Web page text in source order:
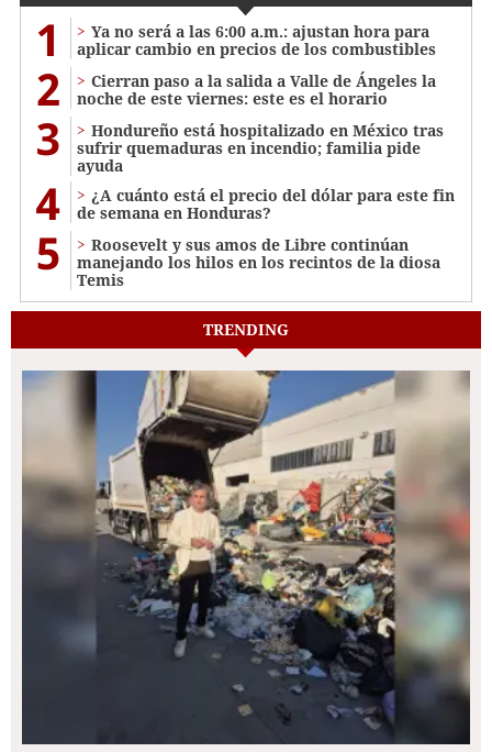
1
Ya no será a las 6:00 a.m.: ajustan hora para
aplicar cambio en precios de los combustibles
2
Cierran paso a la salida a Valle de Ángeles la
noche de este viernes: este es el horario
3
Hondureño está hospitalizado en México tras
sufrir quemaduras en incendio; familia pide
ayuda
4
¿A cuánto está el precio del dólar para este fin
de semana en Honduras?
5
Roosevelt y sus amos de Libre continúan
manejando los hilos en los recintos de la diosa
Temis
TRENDING